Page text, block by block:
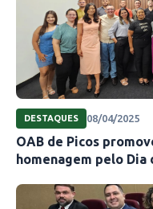
DESTAQUES 08/04/2025
OAB de Picos
homenagem pelo